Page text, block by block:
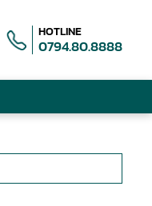
HOTLINE
0794.80.8888